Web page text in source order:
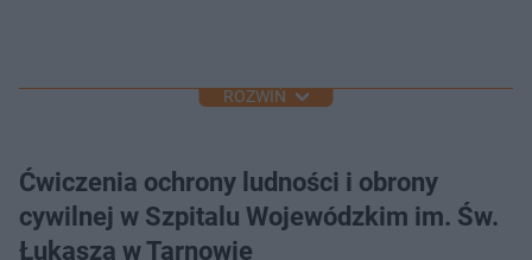
ROZWIŃ
Ćwiczenia ochrony ludności i obrony
cywilnej w Szpitalu Wojewódzkim im. Św.
Łukasza w Tarnowie